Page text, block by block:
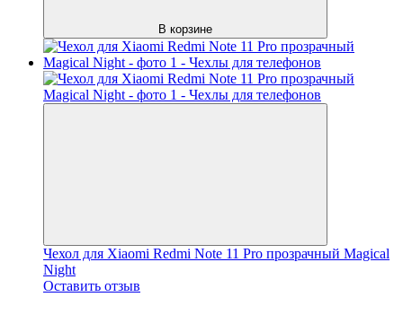
В корзине
Чехол для Xiaomi Redmi Note 11 Pro прозрачный Magical
Night
Оставить отзыв